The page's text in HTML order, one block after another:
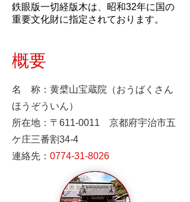
鉄眼版一切経版木は、昭和32年に国の
重要文化財に指定されております。
概要
名 称：黄檗山宝蔵院（おうばくさん
ほうぞういん）
所在地：〒611-0011 京都府宇治市五
ケ庄三番割34-4
連絡先： 0774-31-8026